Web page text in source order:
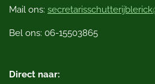
b
o
k
Mail ons:
Bel ons: 06-15503865
Direct naar: